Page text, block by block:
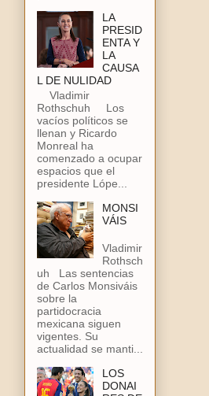
LA
PRESID
ENTA Y
LA
CAUSA
L DE NULIDAD
Vladimir
Rothschuh Los
vacíos políticos se
llenan y Ricardo
Monreal ha
comenzado a ocupar
espacios que el
presidente Lópe...
MONSI
VÁIS
Vladimir
Rothsch
uh Las sentencias
de Carlos Monsiváis
sobre la
partidocracia
mexicana siguen
vigentes. Su
actualidad se manti...
LOS
DONAI